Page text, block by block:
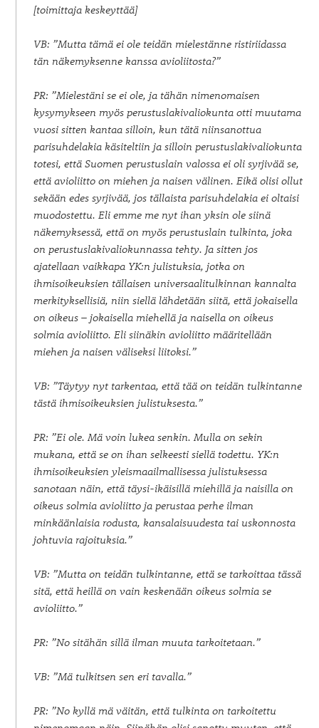
[toimittaja keskeyttää]
VB: ”Mutta tämä ei ole teidän mielestänne ristiriidassa
tän näkemyksenne kanssa avioliitosta?”
PR: ”Mielestäni se ei ole, ja tähän nimenomaisen
kysymykseen myös perustuslakivaliokunta otti muutama
vuosi sitten kantaa silloin, kun tätä niinsanottua
parisuhdelakia käsiteltiin ja silloin perustuslakivaliokunta
totesi, että Suomen perustuslain valossa ei oli syrjivää se,
että avioliitto on miehen ja naisen välinen. Eikä olisi ollut
sekään edes syrjivää, jos tällaista parisuhdelakia ei oltaisi
muodostettu. Eli emme me nyt ihan yksin ole siinä
näkemyksessä, että on myös perustuslain tulkinta, joka
on perustuslakivaliokunnassa tehty. Ja sitten jos
ajatellaan vaikkapa YK:n julistuksia, jotka on
ihmisoikeuksien tällaisen universaalitulkinnan kannalta
merkityksellisiä, niin siellä lähdetään siitä, että jokaisella
on oikeus – jokaisella miehellä ja naisella on oikeus
solmia avioliitto. Eli siinäkin avioliitto määritellään
miehen ja naisen väliseksi liitoksi.”
VB: ”Täytyy nyt tarkentaa, että tää on teidän tulkintanne
tästä ihmisoikeuksien julistuksesta.”
PR: ”Ei ole. Mä voin lukea senkin. Mulla on sekin
mukana, että se on ihan selkeesti siellä todettu. YK:n
ihmisoikeuksien yleismaailmallisessa julistuksessa
sanotaan näin, että täysi-ikäisillä miehillä ja naisilla on
oikeus solmia avioliitto ja perustaa perhe ilman
minkäänlaisia rodusta, kansalaisuudesta tai uskonnosta
johtuvia rajoituksia.”
VB: ”Mutta on teidän tulkintanne, että se tarkoittaa tässä
sitä, että heillä on vain keskenään oikeus solmia se
avioliitto.”
PR: ”No sitähän sillä ilman muuta tarkoitetaan.”
VB: ”Mä tulkitsen sen eri tavalla.”
PR: ”No kyllä mä väitän, että tulkinta on tarkoitettu